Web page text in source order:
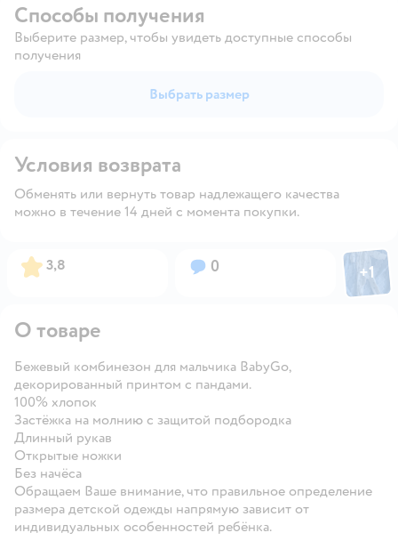
Способы получения
Выберите размер, чтобы увидеть доступные способы
получения
Выбрать размер
Условия возврата
Обменять или вернуть товар надлежащего качества
можно в течение 14 дней с момента покупки.
Рейтинг:
3,8 Вопросов:
0 Фото
+1
О товаре
Бежевый комбинезон для мальчика BabyGо,
декорированный принтом с пандами.
100% хлопок
Застёжка на молнию с защитой подбородка
Длинный рукав
Открытые ножки
Без начёса
Обращаем Ваше внимание, что правильное определение
размера детской одежды напрямую зависит от
индивидуальных особенностей ребёнка.